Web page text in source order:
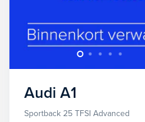
Audi A1
Sportback 25 TFSI Advanced